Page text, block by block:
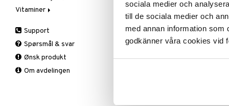
sociala medier och
till de sociala medier och
med annan information som
godkänner våra cookies vid
Olje & fett
Raw Food
Sjokolade
Snacks
Søtning
Spesialprodukter
Hud
Øyne
Kropp
Bodylotion
Deo
Eteriske oljer
Kroppspeeling
Salver
Sårpleie
Solbeskyttelse
Aftersun
Spesialprodukter
Lysterapi
Smertelindring
Bars
Faste
Fettforbrenning
Måltidserstatning
Øvrige
Vitaminer
Antioksidanter
B-vitaminer
Barn
C-vitaminer
Support
Spørsmål & svar
Ønsk produkt
Om avdelingen